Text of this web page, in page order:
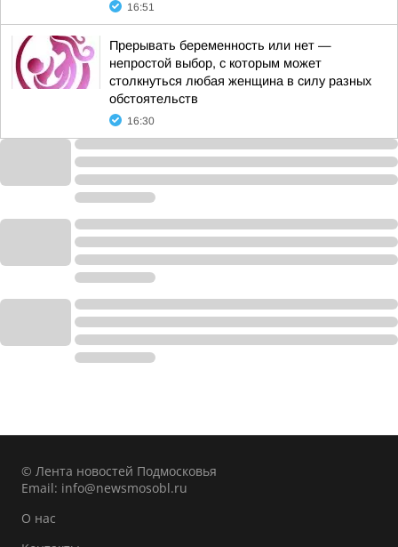
16:51
Прерывать беременность или нет —
непростой выбор, с которым может
столкнуться любая женщина в силу разных
обстоятельств
16:30
© Лента новостей Подмосковья
Email: info@newsmosobl.ru
О нас